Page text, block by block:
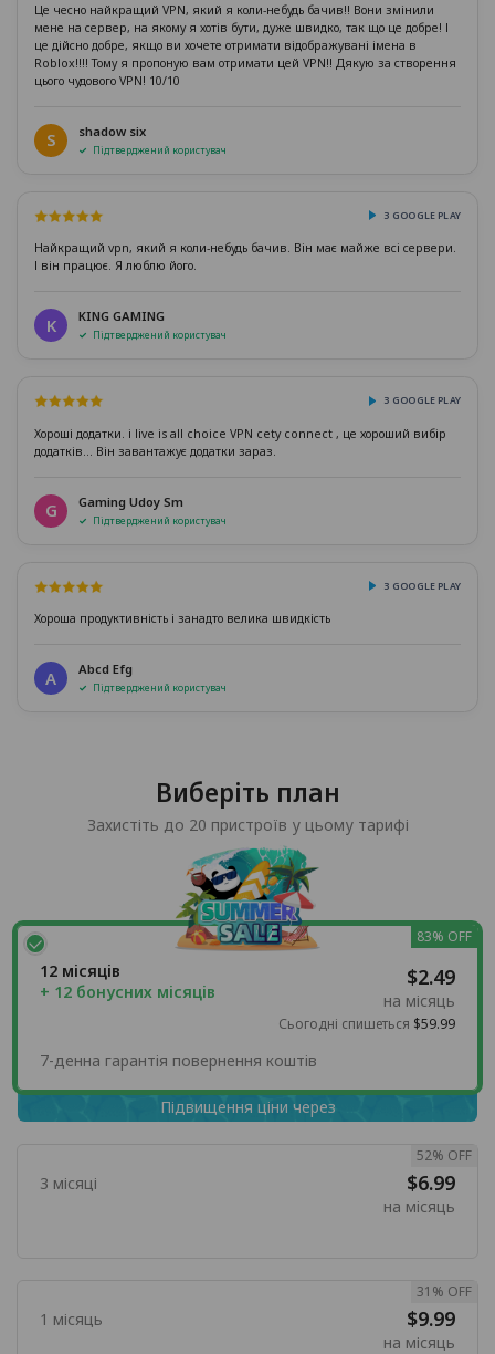
Це чесно найкращий VPN, який я коли-небудь бачив!! Вони змінили
мене на сервер, на якому я хотів бути, дуже швидко, так що це добре! І
це дійсно добре, якщо ви хочете отримати відображувані імена в
Roblox!!!! Тому я пропоную вам отримати цей VPN!! Дякую за створення
цього чудового VPN! 10/10
S shadow six
Підтверджений користувач
З GOOGLE PLAY
Найкращий vpn, який я коли-небудь бачив. Він має майже всі сервери.
І він працює. Я люблю його.
K KING GAMING
Підтверджений користувач
З GOOGLE PLAY
Хороші додатки. і live is all choice VPN cety connect , це хороший вибір
додатків... Він завантажує додатки зараз.
G Gaming Udoy Sm
Підтверджений користувач
З GOOGLE PLAY
Хороша продуктивність і занадто велика швидкість
A Abcd Efg
Підтверджений користувач
Виберіть план
Захистіть до 20 пристроїв у цьому тарифі
12 місяців
+ 12 бонусних місяців
$2.49
на місяць
Сьогодні спишеться $59.99
83% OFF
7-денна гарантія повернення коштів
Підвищення ціни через
3 місяці $6.99
на місяць
52% OFF
1 місяць $9.99
на місяць
31% OFF